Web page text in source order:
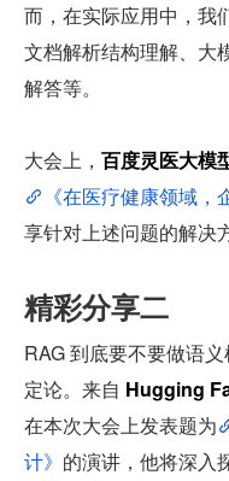
而，在实际应用中，我
文档解析结构理解、大
解答等。
大会上， 百度灵医大模
《在医疗健康领域，
享针对上述问题的解决
精彩分享二
RAG 到底要不要做语
定论。来自 Hugging
在本次大会上发表题为
计》 的演讲，他将深入